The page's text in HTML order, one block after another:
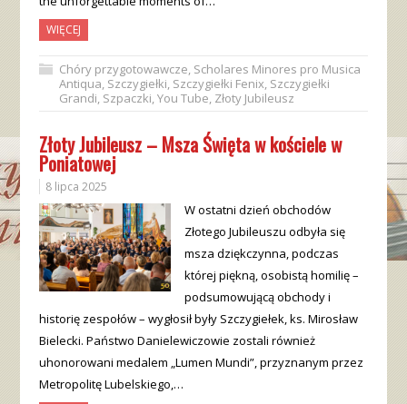
WIĘCEJ
Chóry przygotowawcze, Scholares Minores pro Musica
Antiqua, Szczygiełki, Szczygiełki Fenix, Szczygiełki
Grandi, Szpaczki,You Tube, Złoty Jubileusz
Złoty Jubileusz – Msza Święta w kościele w
Poniatowej
8 lipca 2025
W ostatni dzień obchodów
Złotego Jubileuszu odbyła się
msza dziękczynna, podczas
której piękną, osobistą homilię –
podsumowującą obchody i
historię zespołów – wygłosił były Szczygiełek, ks. Mirosław
Bielecki. Państwo Danielewiczowie zostali również
uhonorowani medalem „Lumen Mundi”, przyznanym przez
Metropolitę Lubelskiego,…